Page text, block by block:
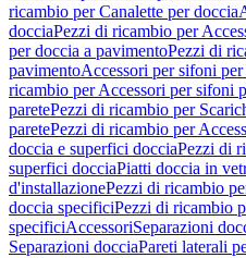
ricambio per Canalette per doccia
docciaPezzi di ricambio per
per doccia a pavimentoPezzi di
pavimentoAccessori per sifoni
ricambio per Accessori per sifoni
paretePezzi di ricambio per
paretePezzi di ricambio per
doccia e superfici docciaPezzi di
superfici docciaPiatti doccia in
d'installazionePezzi di ricambio
doccia specificiPezzi di ricambio
specificiAccessoriSeparazioni
Separazioni docciaPareti laterali